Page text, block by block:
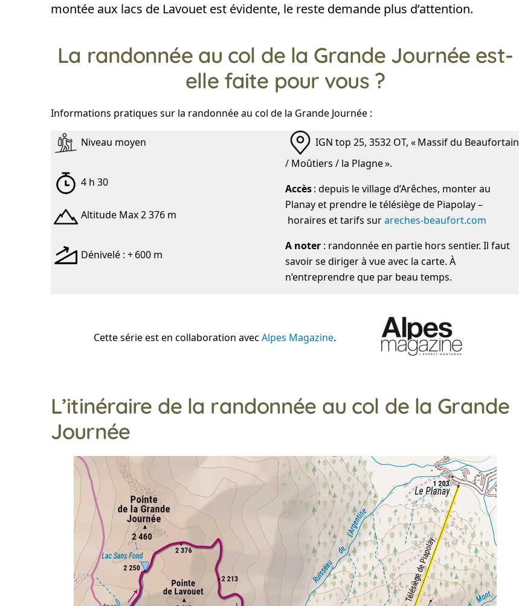
montée aux lacs de Lavouet est évidente, le reste demande plus d’attention.
La randonnée au col de la Grande Journée est-
elle faite pour vous ?
Informations pratiques sur la randonnée au col de la Grande Journée :
Niveau moyen
4 h 30
Altitude Max 2 376 m
Dénivelé : + 600 m
IGN top 25, 3532 OT, « Massif du Beaufortain
/ Moûtiers / la Plagne ».
Accès: depuis le village d’Arêches, monter au
Planay et prendre le télésiège de Piapolay –
horaires et tarifs surareches-beaufort.com
A noter : randonnée en partie hors sentier. Il faut
savoir se diriger à vue avec la carte. À
n’entreprendre que par beau temps.
Cette série est en collaboration avecAlpes Magazine.
L’itinéraire de la randonnée au col de la Grande
Journée